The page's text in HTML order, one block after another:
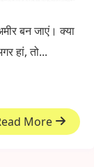
बन जाएं। क्या
हां, तो...
More